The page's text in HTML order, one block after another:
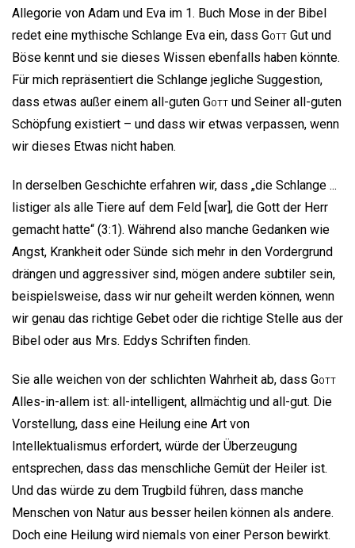
Allegorie von Adam und Eva im 1. Buch Mose in der Bibel
redet eine mythische Schlange Eva ein, dass Gott Gut und
Böse kennt und sie dieses Wissen ebenfalls haben könnte.
Für mich repräsentiert die Schlange jegliche Suggestion,
dass etwas außer einem all-guten Gott und Seiner all-guten
Schöpfung existiert – und dass wir etwas verpassen, wenn
wir dieses Etwas nicht haben.
In derselben Geschichte erfahren wir, dass „die Schlange ...
listiger als alle Tiere auf dem Feld [war], die Gott der Herr
gemacht hatte“ (3:1). Während also manche Gedanken wie
Angst, Krankheit oder Sünde sich mehr in den Vordergrund
drängen und aggressiver sind, mögen andere subtiler sein,
beispielsweise, dass wir nur geheilt werden können, wenn
wir genau das richtige Gebet oder die richtige Stelle aus der
Bibel oder aus Mrs. Eddys Schriften finden.
Sie alle weichen von der schlichten Wahrheit ab, dass Gott
Alles-in-allem ist: all-intelligent, allmächtig und all-gut. Die
Vorstellung, dass eine Heilung eine Art von
Intellektualismus erfordert, würde der Überzeugung
entsprechen, dass das menschliche Gemüt der Heiler ist.
Und das würde zu dem Trugbild führen, dass manche
Menschen von Natur aus besser heilen können als andere.
Doch eine Heilung wird niemals von einer Person bewirkt.